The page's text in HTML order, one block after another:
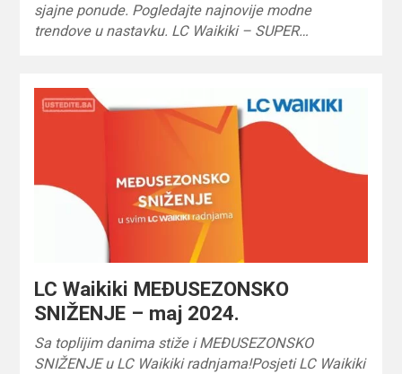
sjajne ponude. Pogledajte najnovije modne
trendove u nastavku. LC Waikiki – SUPER…
LC Waikiki MEĐUSEZONSKO
SNIŽENJE – maj 2024.
Sa toplijim danima stiže i MEĐUSEZONSKO
SNIŽENJE u LC Waikiki radnjama!Posjeti LC Waikiki